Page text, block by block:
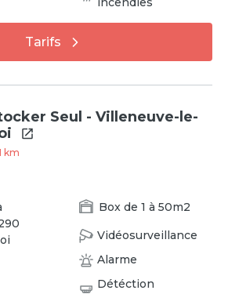
Tarifs
Seul - Villeneuve-le-
km
Boxde 1 à 50m2
Vidéosurveillance
Alarme
Détéction